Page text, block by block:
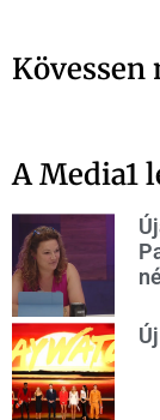
A Media1